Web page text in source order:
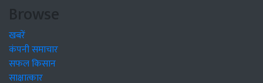
Browse
खबरें
कंपनी समाचार
सफल किसान
साक्षात्कार